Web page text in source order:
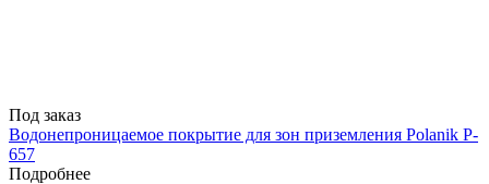
Под заказ
Водонепроницаемое покрытие для зон приземления Polanik P-
657
Подробнее